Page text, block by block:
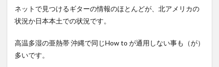
ネットで見つけるギターの情報のほとんどが、北アメリカの
状況か日本本土での状況です。
高温多湿の亜熱帯 沖縄で同じHow to が通用しない事も（が）
多いです。